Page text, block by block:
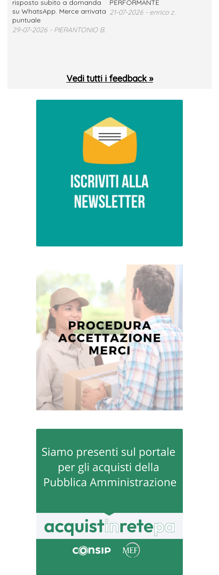
risposto subito a domanda
su WhatsApp. Merce arrivata
puntuale
29-07-2026 - PIERANTONIO B.
PERFORMANTE
21-07-2026 - enrico z.
Vedi tutti i feedback »